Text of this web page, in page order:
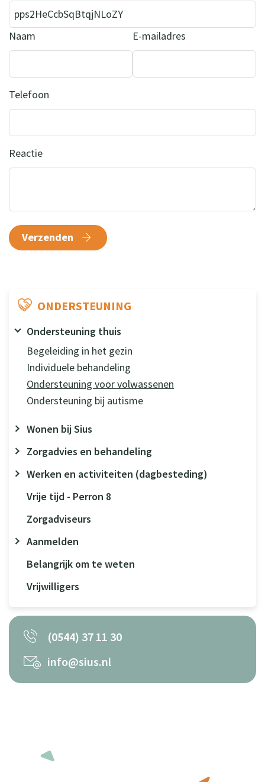
ONDERSTEUNING
Ondersteuning thuis
Begeleiding in het gezin
Individuele behandeling
Ondersteuning voor volwassenen
Ondersteuning bij autisme
Wonen bij Sius
Zorgadvies en behandeling
Werken en activiteiten (dagbesteding)
Vrije tijd - Perron 8
Zorgadviseurs
Aanmelden
Belangrijk om te weten
Vrijwilligers
(0544) 37 11 30
info@sius.nl
Naam E-mailadres
Telefoon
Reactie
Verzenden